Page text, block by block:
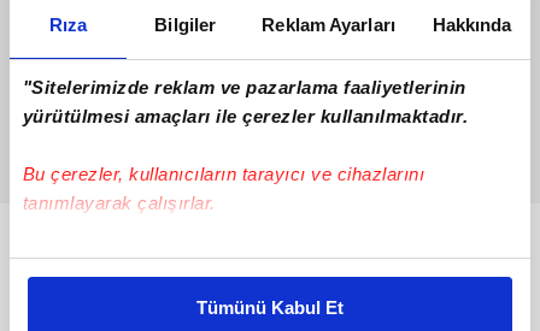
Rıza Bilgiler Reklam Ayarları Hakkında
"Sitelerimizde reklam ve pazarlama faaliyetlerinin
yürütülmesi amaçları ile çerezler kullanılmaktadır.
Bu çerezler, kullanıcıların tarayıcı ve cihazlarını
tanımlayarak çalışırlar.
Bu çerezlere izin vermeniz halinde sizlere özel
daha iyi reklam deneyimi yaşatabiliriz. Bunu yaparken
Tümünü Kabul Et
Bunlar da Var